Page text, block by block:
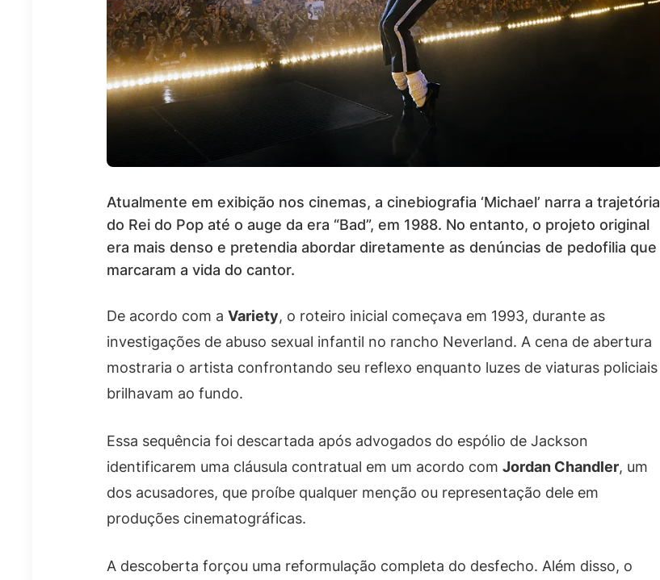
Atualmente em exibição nos cinemas, a cinebiografia ‘Michael’ narra a trajetória
do Rei do Pop até o auge da era “Bad”, em 1988. No entanto, o projeto original
era mais denso e pretendia abordar diretamente as denúncias de pedofilia que
marcaram a vida do cantor.
De acordo com a Variety, o roteiro inicial começava em 1993, durante as
investigações de abuso sexual infantil no rancho Neverland. A cena de abertura
mostraria o artista confrontando seu reflexo enquanto luzes de viaturas policiais
brilhavam ao fundo.
Essa sequência foi descartada após advogados do espólio de Jackson
identificarem uma cláusula contratual em um acordo com Jordan Chandler, um
dos acusadores, que proíbe qualquer menção ou representação dele em
produções cinematográficas.
A descoberta forçou uma reformulação completa do desfecho. Além disso, o